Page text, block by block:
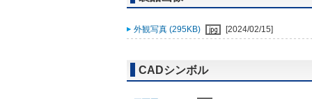
外観写真 (295KB) [2024/02/15]
CADシンボル